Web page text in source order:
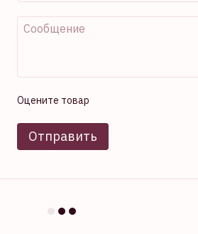
Оцените товар
Отправить